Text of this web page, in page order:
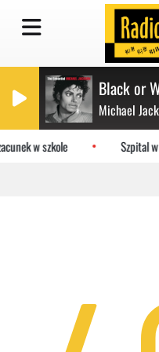
Black or
Michael
w szkole Szpital